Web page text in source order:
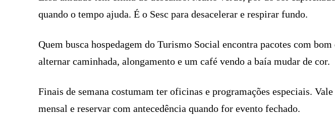
quando o tempo ajuda. É o Sesc para desacelerar e respirar fundo.
Quem busca hospedagem do Turismo Social encontra pacotes com
alternar caminhada, alongamento e um café vendo a baía mudar de cor.
Finais de semana costumam ter oficinas e programações especiais.
mensal e reservar com antecedência quando for evento fechado.